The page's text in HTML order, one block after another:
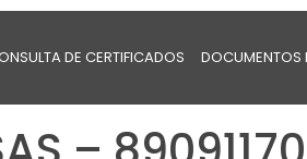
DE CERTIFICADOS DOCUMENTOS